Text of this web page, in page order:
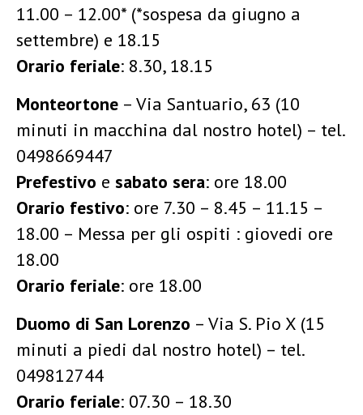
11.00 – 12.00* (*sospesa da giugno a
settembre) e 18.15
Orario feriale: 8.30, 18.15
Monteortone – Via Santuario, 63 (10
minuti in macchina dal nostro hotel) – tel.
0498669447
Prefestivo e sabato sera: ore 18.00
Orario festivo: ore 7.30 – 8.45 – 11.15 –
18.00 – Messa per gli ospiti : giovedi ore
18.00
Orario feriale: ore 18.00
Duomo di San Lorenzo – Via S. Pio X (15
minuti a piedi dal nostro hotel) – tel.
049812744
Orario feriale: 07.30 – 18.30